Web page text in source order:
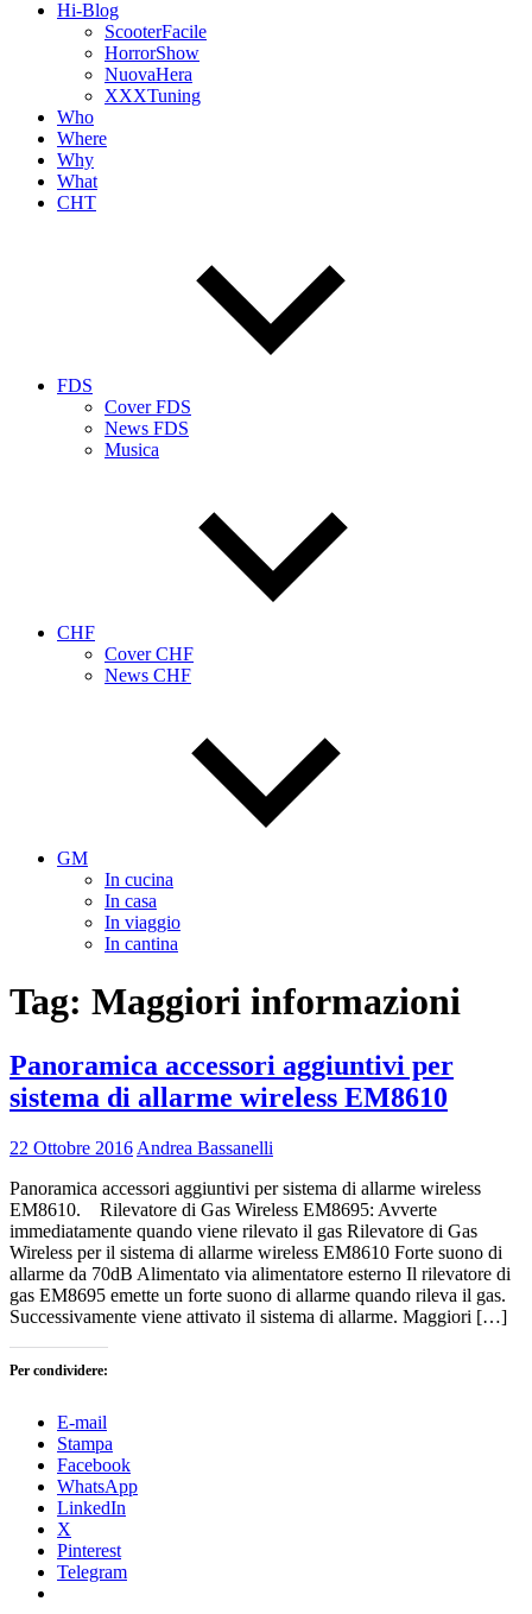
Hi-Blog
ScooterFacile
HorrorShow
NuovaHera
XXXTuning
Who
Where
Why
What
CHT
FDS
Cover FDS
News FDS
Musica
CHF
Cover CHF
News CHF
GM
In cucina
In casa
In viaggio
In cantina
Tag: Maggiori informazioni
Panoramica accessori aggiuntivi per
sistema di allarme wireless EM8610
22 Ottobre 2016 Andrea Bassanelli
Panoramica accessori aggiuntivi per sistema di allarme wireless
EM8610. Rilevatore di Gas Wireless EM8695: Avverte
immediatamente quando viene rilevato il gas Rilevatore di Gas
Wireless per il sistema di allarme wireless EM8610 Forte suono di
allarme da 70dB Alimentato via alimentatore esterno Il rilevatore di
gas EM8695 emette un forte suono di allarme quando rileva il gas.
Successivamente viene attivato il sistema di allarme. Maggiori […]
Per condividere:
E-mail
Stampa
Facebook
WhatsApp
LinkedIn
X
Pinterest
Telegram